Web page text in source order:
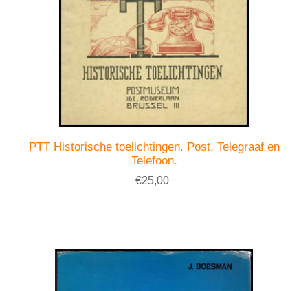
PTT Historische toelichtingen. Post, Telegraaf en
Telefoon.
€25,00